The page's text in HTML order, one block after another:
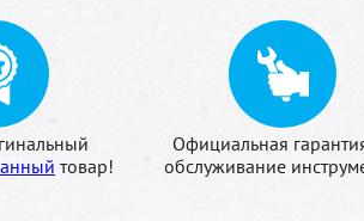
товар!
Официальная
обслуживание